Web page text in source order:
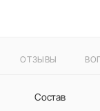
ОТЗЫВЫ
Состав